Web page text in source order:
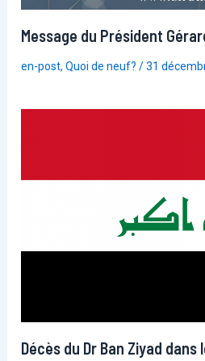
Message du Président
en-post,Quoi de neuf? /31
Décès du Dr Ban Ziyad